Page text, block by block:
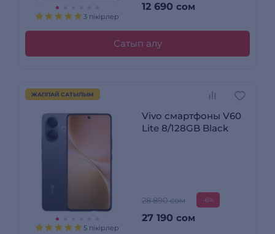
3 пікірлер
12 690 сом
Сатып алу
ЖАППАЙ САТЫЛЫМ
5 пікірлер
Vivo смартфоны V60
Lite 8/128GB Black
28 890 сом -6%
27 190 сом